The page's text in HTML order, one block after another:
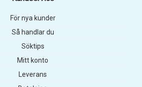
För nya kunder
Så handlar du
Söktips
Mitt konto
Leverans